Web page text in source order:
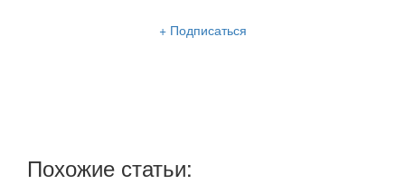
+ Подписаться
Похожие статьи: